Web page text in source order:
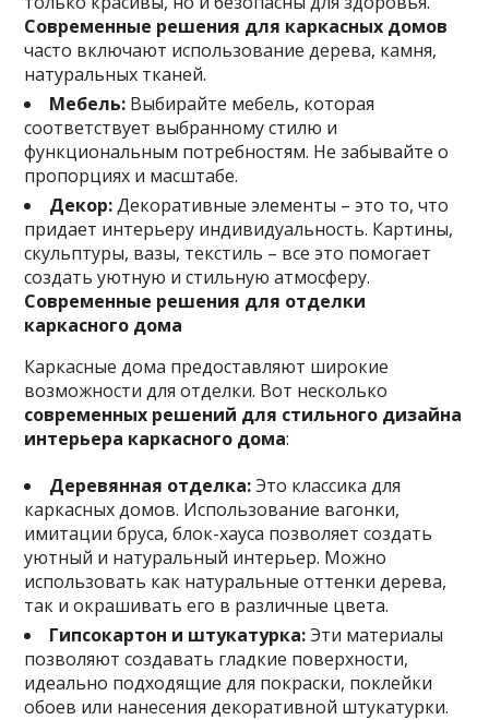
Современные решения для каркасных домов
часто включают использование дерева, камня,
натуральных тканей.
Мебель: Выбирайте мебель, которая
соответствует выбранному стилю и
функциональным потребностям. Не забывайте о
пропорциях и масштабе.
Декор:Декоративные элементы – это то, что
придает интерьеру индивидуальность. Картины,
скульптуры, вазы, текстиль – все это помогает
создать уютную и стильную атмосферу.
Современные решения для отделки
каркасного дома
Каркасные дома предоставляют широкие
возможности для отделки. Вот несколько
современных решений для стильного дизайна
интерьера каркасного дома:
Деревянная отделка:Это классика для
каркасных домов. Использование вагонки,
имитации бруса, блок-хауса позволяет создать
уютный и натуральный интерьер. Можно
использовать как натуральные оттенки дерева,
так и окрашивать его в различные цвета.
Гипсокартон и штукатурка:Эти материалы
позволяют создавать гладкие поверхности,
идеально подходящие для покраски, поклейки
обоев или нанесения декоративной штукатурки.